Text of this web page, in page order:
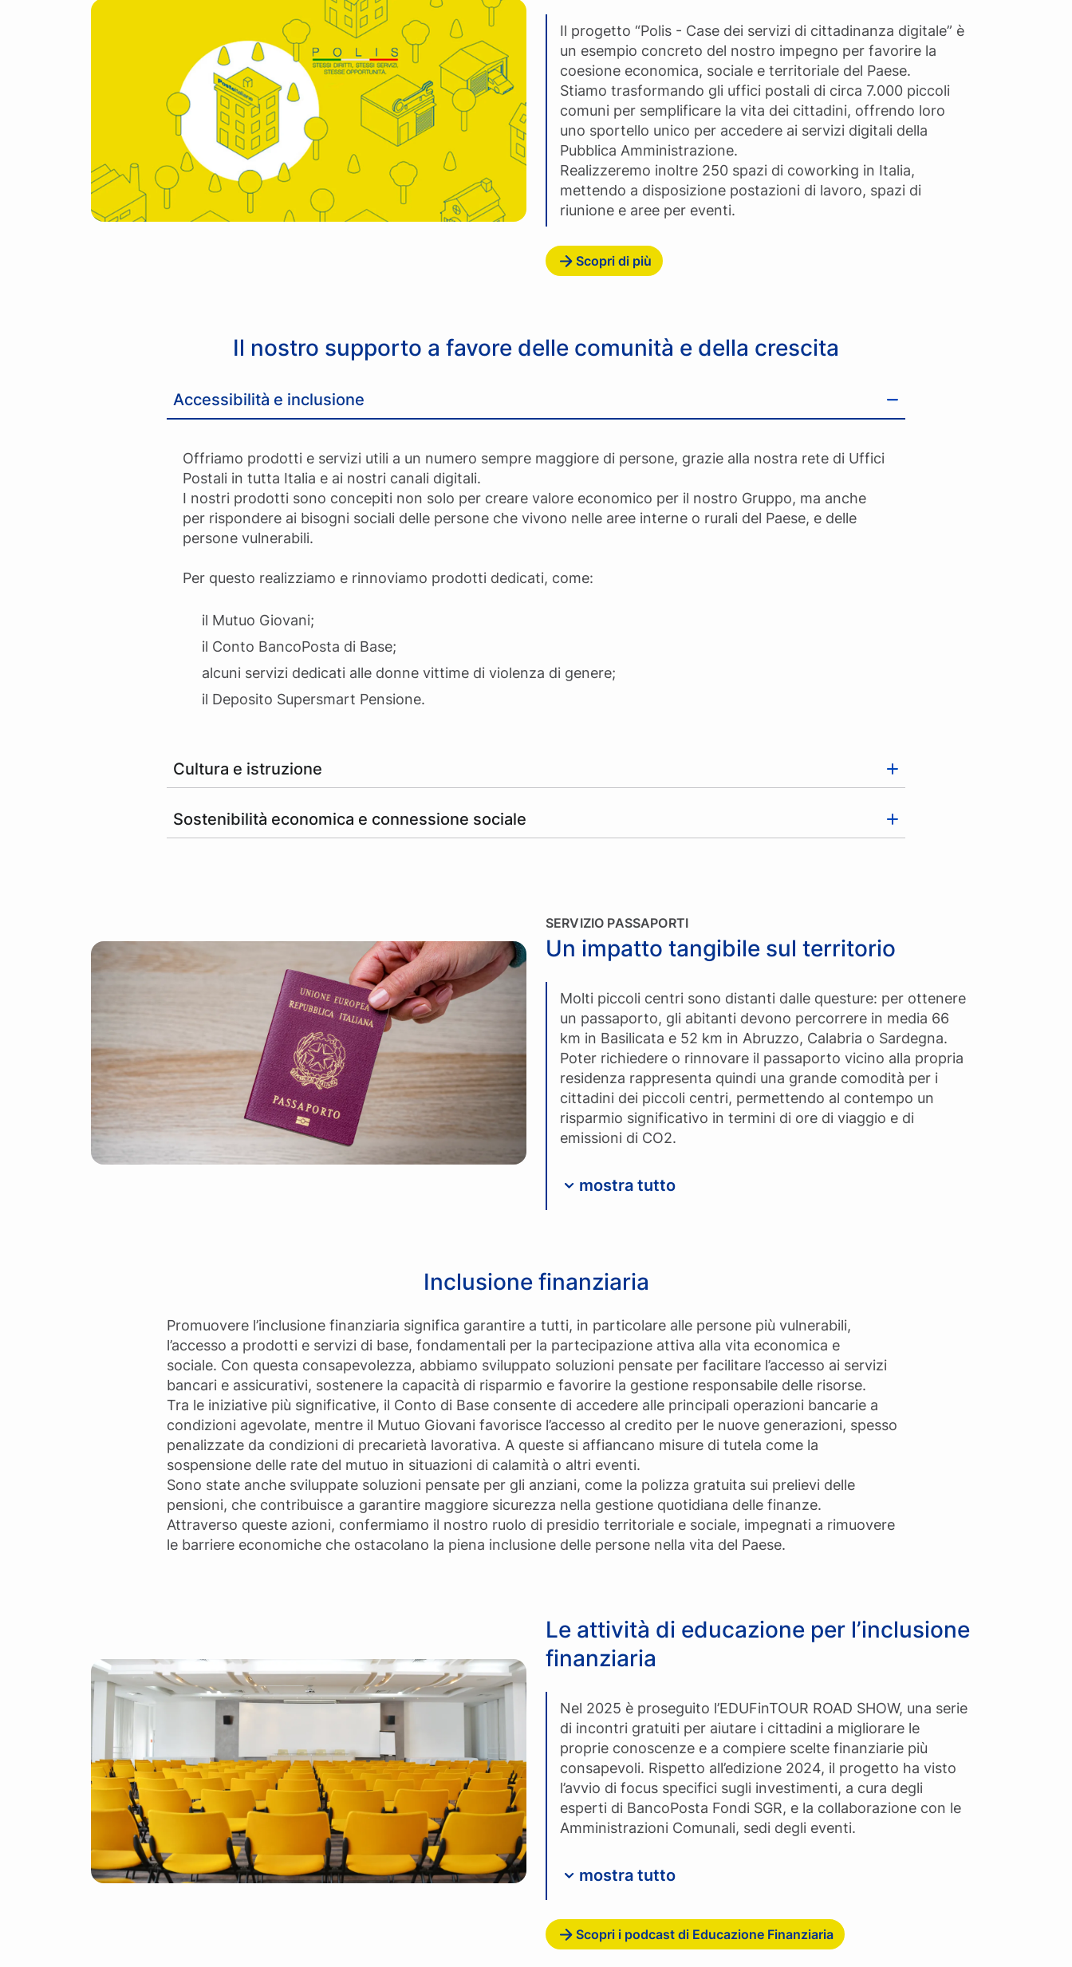
Il progetto “Polis - Case dei servizi di cittadinanza digitale” è
un esempio concreto del nostro impegno per favorire la
coesione economica, sociale e territoriale del Paese.
Stiamo trasformando gli uffici postali di circa 7.000 piccoli
comuni per semplificare la vita dei cittadini, offrendo loro
uno sportello unico per accedere ai servizi digitali della
Pubblica Amministrazione.
Realizzeremo inoltre 250 spazi di coworking in Italia,
mettendo a disposizione postazioni di lavoro, spazi di
riunione e aree per eventi.
Scopri di più
Il nostro supporto a favore delle comunità e della crescita
Accessibilità e inclusione
Offriamo prodotti e servizi utili a un numero sempre maggiore di persone, grazie alla nostra rete di Uffici
Postali in tutta Italia e ai nostri canali digitali.
I nostri prodotti sono concepiti non solo per creare valore economico per il nostro Gruppo, ma anche
per rispondere ai bisogni sociali delle persone che vivono nelle aree interne o rurali del Paese, e delle
persone vulnerabili.
Per questo realizziamo e rinnoviamo prodotti dedicati, come:
il Mutuo Giovani;
il Conto BancoPosta di Base;
alcuni servizi dedicati alle donne vittime di violenza di genere;
il Deposito Supersmart Pensione.
Cultura e istruzione
Sostenibilità economica e connessione sociale
SERVIZIO PASSAPORTI
Un impatto tangibile sul territorio
Molti piccoli centri sono distanti dalle questure: per ottenere
un passaporto, gli abitanti devono percorrere in media 66
km in Basilicata e 52 km in Abruzzo, Calabria o Sardegna.
Poter richiedere o rinnovare il passaporto vicino alla propria
residenza rappresenta quindi una grande comodità per i
cittadini dei piccoli centri, permettendo al contempo un
risparmio significativo in termini di ore di viaggio e di
emissioni di CO2.
mostra tutto
Inclusione finanziaria
Promuovere l’inclusione finanziaria significa garantire a tutti, in particolare alle persone più vulnerabili,
l’accesso a prodotti e servizi di base, fondamentali per la partecipazione attiva alla vita economica e
sociale. Con questa consapevolezza, abbiamo sviluppato soluzioni pensate per facilitare l’accesso ai servizi
bancari e assicurativi, sostenere la capacità di risparmio e favorire la gestione responsabile delle risorse.
Tra le iniziative più significative, il Conto di Base consente di accedere alle principali operazioni bancarie a
condizioni agevolate, mentre il Mutuo Giovani favorisce l’accesso al credito per le nuove generazioni, spesso
penalizzate da condizioni di precarietà lavorativa. A queste si affiancano misure di tutela come la
sospensione delle rate del mutuo in situazioni di calamità o altri eventi.
Sono state anche sviluppate soluzioni pensate per gli anziani, come la polizza gratuita sui prelievi delle
pensioni, che contribuisce a garantire maggiore sicurezza nella gestione quotidiana delle finanze.
Attraverso queste azioni, confermiamo il nostro ruolo di presidio territoriale e sociale, impegnati a rimuovere
le barriere economiche che ostacolano la piena inclusione delle persone nella vita del Paese.
Le attività di educazione per l’inclusione
finanziaria
Nel 2025 è proseguito l’EDUFinTOUR ROAD SHOW, una serie
di incontri gratuiti per aiutare i cittadini a migliorare le
proprie conoscenze e a compiere scelte finanziarie più
consapevoli. Rispetto all’edizione 2024, il progetto ha visto
l’avvio di focus specifici sugli investimenti, a cura degli
esperti di BancoPosta Fondi SGR, e la collaborazione con le
Amministrazioni Comunali, sedi degli eventi.
mostra tutto
Scopri i podcast di Educazione Finanziaria